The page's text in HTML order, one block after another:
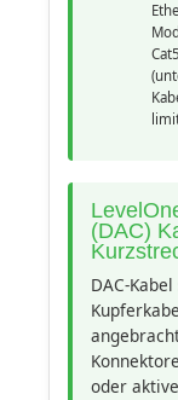
(DAC)
DAC-
oder